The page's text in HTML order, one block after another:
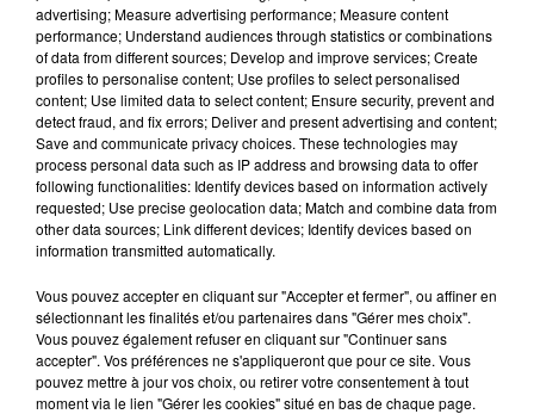
pas à combler ses fans, celui dont lepremier
albumPurea été certifiédisque de platineavec
plus de100.000 ventes, vient d'annoncer une
tournée ! En effet, du 22 février au 18 avril
prochain, l'étoile montante du rap français âgé de
24 ans traversera l’hexagone pour performer ses
meilleurs titres, dontun concert exceptionnel
dans la mythique salle de l'Olympia le 10 avril
2020
advertising; Measure advertising performance; Measure content
performance; Understand audiences through statistics or combinations
of data from different sources; Develop and improve services; Create
profiles to personalise content; Use profiles to select personalised
content; Use limited data to select content; Ensure security, prevent and
detect fraud, and fix errors; Deliver and present advertising and content;
Save and communicate privacy choices. These technologies may
process personal data such as IP address and browsing data to offer
following functionalities: Identify devices based on information actively
requested; Use precise geolocation data; Match and combine data from
other data sources; Link different devices; Identify devices based on
information transmitted automatically.
Vous pouvez accepter en cliquant sur "Accepter et fermer", ou affiner en
sélectionnant les finalités et/ou partenaires dans "Gérer mes choix".
Vous pouvez également refuser en cliquant sur "Continuer sans
accepter". Vos préférences ne s'appliqueront que pour ce site. Vous
pouvez mettre à jour vos choix, ou retirer votre consentement à tout
moment via le lien "Gérer les cookies" situé en bas de chaque page.